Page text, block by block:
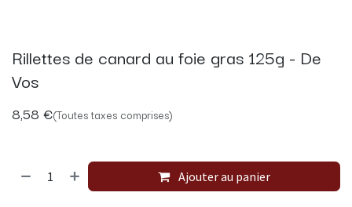
Rillettes de canard au foie gras 125g - De
Vos
8,58 €(Toutes taxes comprises)
Ajouter au panier